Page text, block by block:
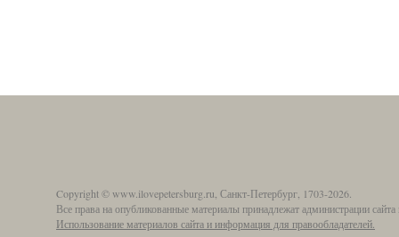
Copyright © www.ilovepetersburg.ru, Санкт-Петербург, 1703-2026.
Все права на опубликованные материалы принадлежат администрации
Использование материалов сайта и информация для правообладателей.